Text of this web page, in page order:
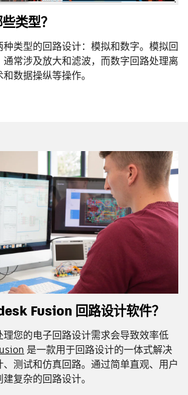
类型？
类型的回路设计：模拟和数字。模拟回
常涉及放大和滤波，而数字回路处理离
数据操纵等操作。
Fusion 回路设计软件？
您的电子回路设计需求会导致效率低
是一款用于回路设计的一体式解决
测试和仿真回路。通过简单直观、用户
复杂的回路设计。